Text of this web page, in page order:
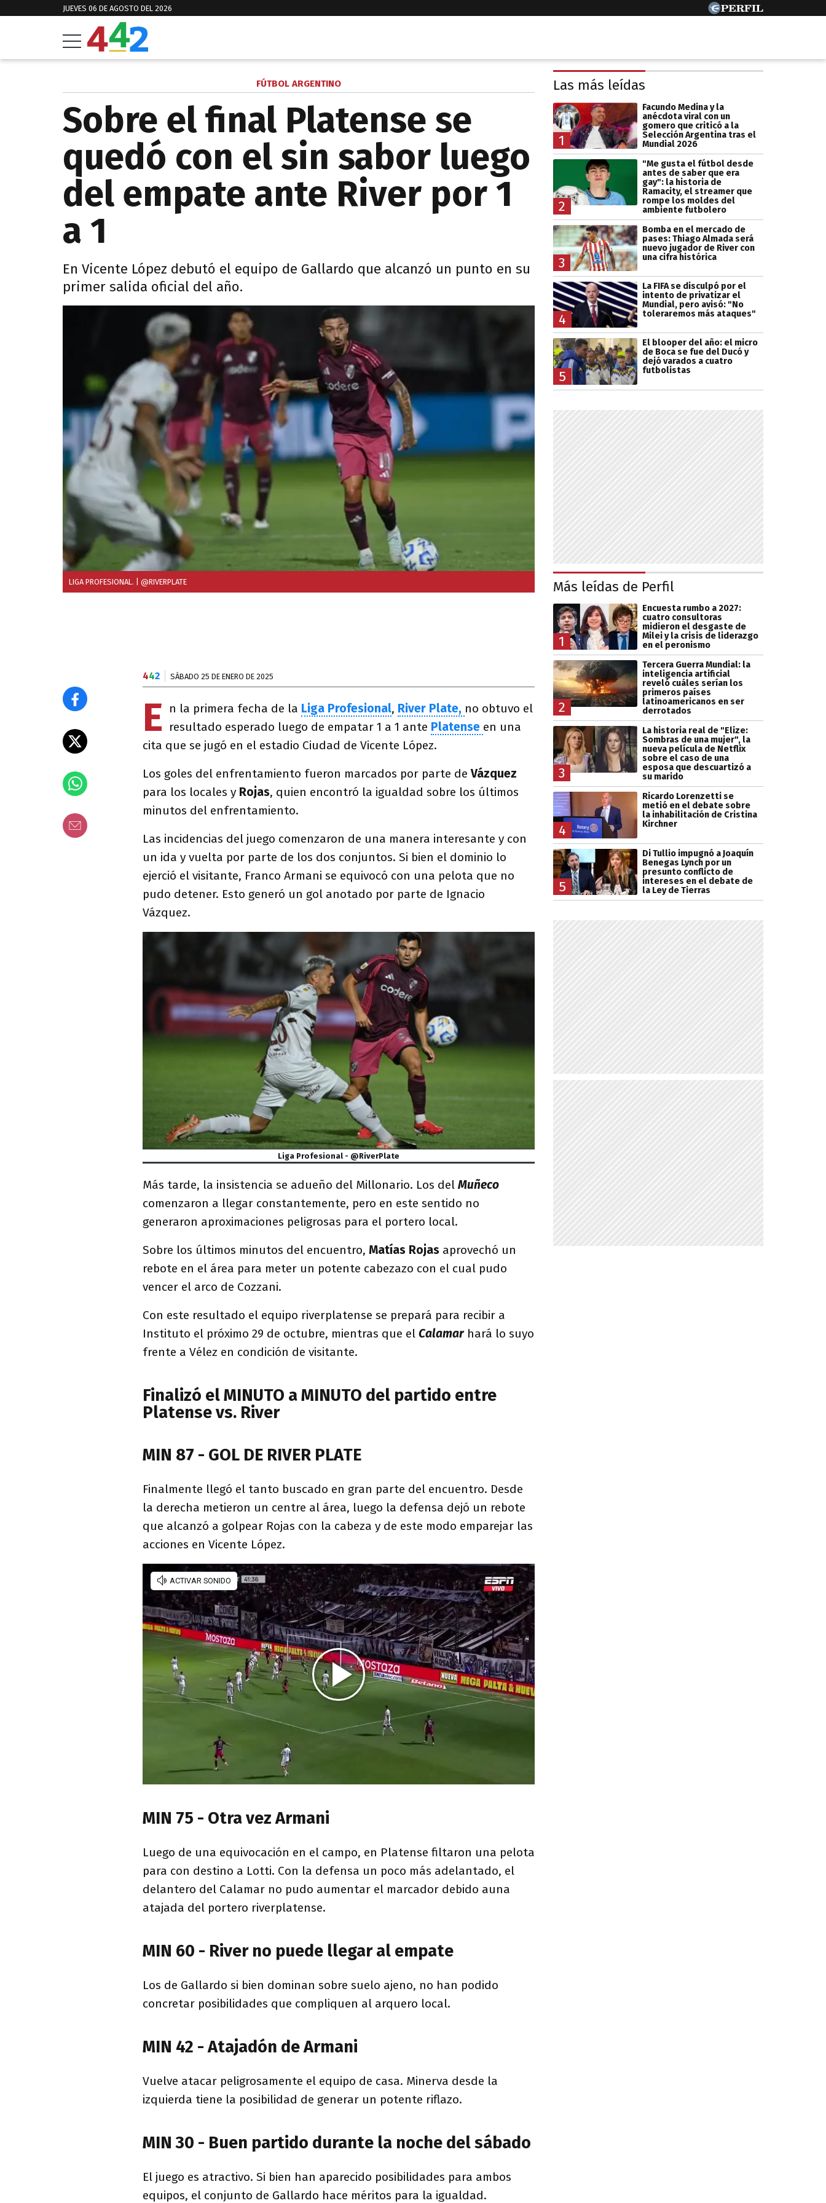
JUEVES 06 DE AGOSTO DEL 2026
FÚTBOL ARGENTINO
Sobre el final Platense se
quedó con el sin sabor luego
del empate ante River por 1
a 1
En Vicente López debutó el equipo de Gallardo que alcanzó un punto en su
primer salida oficial del año.
LIGA PROFESIONAL. | @RIVERPLATE
442 SÁBADO 25 DE ENERO DE 2025
E n la primera fecha de la Liga Profesional, River Plate, no obtuvo el
resultado esperado luego de empatar 1 a 1 ante Platense en una
cita que se jugó en el estadio Ciudad de Vicente López.
Los goles del enfrentamiento fueron marcados por parte deVázquez
para los locales y Rojas, quien encontró la igualdad sobre los últimos
minutos del enfrentamiento.
Las incidencias del juego comenzaron de una manera interesante y con
un ida y vuelta por parte de los dos conjuntos. Si bien el dominio lo
ejerció el visitante, Franco Armani se equivocó con una pelota que no
pudo detener. Esto generó un gol anotado por parte de Ignacio
Vázquez.
Liga Profesional - @RiverPlate
Más tarde, la insistencia se adueño del Millonario. Los del Muñeco
comenzaron a llegar constantemente, pero en este sentido no
generaron aproximaciones peligrosas para el portero local.
Sobre los últimos minutos del encuentro, Matías Rojas aprovechó un
rebote en el área para meter un potente cabezazo con el cual pudo
vencer el arco de Cozzani.
Con este resultado el equipo riverplatense se prepará para recibir a
Instituto el próximo 29 de octubre, mientras que el Calamarhará lo suyo
frente a Vélez en condición de visitante.
Finalizó el MINUTO a MINUTO del partido entre
Platense vs. River
MIN 87 - GOL DE RIVER PLATE
Finalmente llegó el tanto buscado en gran parte del encuentro. Desde
la derecha metieron un centre al área, luego la defensa dejó un rebote
que alcanzó a golpear Rojas con la cabeza y de este modo emparejar las
acciones en Vicente López.
MIN 75 - Otra vez Armani
Luego de una equivocación en el campo, en Platense filtaron una pelota
para con destino a Lotti. Con la defensa un poco más adelantado, el
delantero del Calamar no pudo aumentar el marcador debido auna
atajada del portero riverplatense.
MIN 60 - River no puede llegar al empate
Los de Gallardo si bien dominan sobre suelo ajeno, no han podido
concretar posibilidades que compliquen al arquero local.
MIN 42 - Atajadón de Armani
Vuelve atacar peligrosamente el equipo de casa. Minerva desde la
izquierda tiene la posibilidad de generar un potente riflazo.
MIN 30 - Buen partido durante la noche del sábado
El juego es atractivo. Si bien han aparecido posibilidades para ambos
equipos, el conjunto de Gallardo hace méritos para la igualdad.
Las más leídas
1
Facundo Medina y la
anécdota viral con un
gomero que criticó a la
Selección Argentina tras el
Mundial 2026
2
"Me gusta el fútbol desde
antes de saber que era
gay": la historia de
Ramacity, el streamer que
rompe los moldes del
ambiente futbolero
3
Bomba en el mercado de
pases: Thiago Almada será
nuevo jugador de River con
una cifra histórica
4
La FIFA se disculpó por el
intento de privatizar el
Mundial, pero avisó: "No
toleraremos más ataques"
5
El blooper del año: el micro
de Boca se fue del Ducó y
dejó varados a cuatro
futbolistas
Más leídas de Perfil
1
Encuesta rumbo a 2027:
cuatro consultoras
midieron el desgaste de
Milei y la crisis de liderazgo
en el peronismo
2
Tercera Guerra Mundial: la
inteligencia artificial
reveló cuáles serían los
primeros países
latinoamericanos en ser
derrotados
3
La historia real de "Elize:
Sombras de una mujer", la
nueva película de Netflix
sobre el caso de una
esposa que descuartizó a
su marido
4
Ricardo Lorenzetti se
metió en el debate sobre
la inhabilitación de Cristina
Kirchner
5
Di Tullio impugnó a Joaquín
Benegas Lynch por un
presunto conflicto de
intereses en el debate de
la Ley de Tierras